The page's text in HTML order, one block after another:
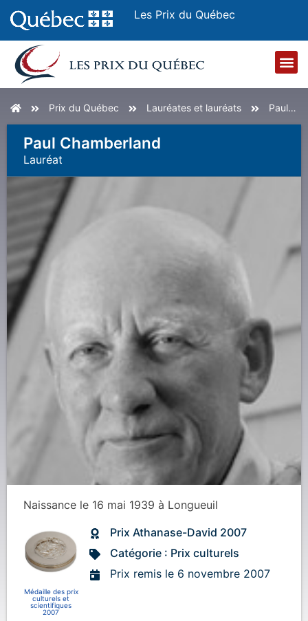
Les Prix du Québec
AccueilPrix du Québec Lauréates et lauréats Paul Chamberland
Paul Chamberland
Lauréat
Naissance le 16 mai 1939 à Longueuil
Médaille des prix
culturels et
scientifiques
2007
Prix Athanase-David 2007
Catégorie : Prix culturels
Prix remis le 6 novembre 2007